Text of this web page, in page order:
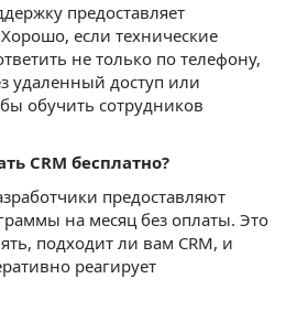
предоставляет
если технические
не только по телефону,
удаленный доступ или
обучить сотрудников
CRM бесплатно?
предоставляют
на месяц без оплаты. Это
подходит ли вам CRM, и
реагирует